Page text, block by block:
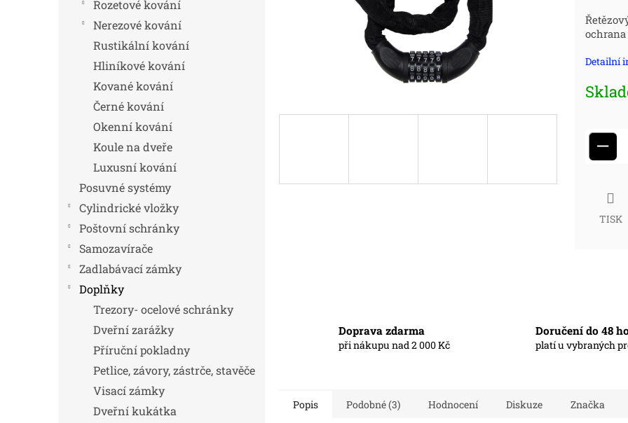
Rozetové kování
Nerezové kování
Rustikální kování
Hliníkové kování
Kované kování
Černé kování
Okenní kování
Koule na dveře
Luxusní kování
Posuvné systémy
Cylindrické vložky
Poštovní schránky
Samozavírače
Zadlabávací zámky
Doplňky
Trezory- ocelové schránky
Dveřní zarážky
Příruční pokladny
Petlice, závory, zástrče, stavěče
Visací zámky
Dveřní kukátka
Detailní
−
TISK
Doprava zdarma
při nákupu nad 2 000 Kč
Doručení do 48
platí u vybraných
Popis Podobné (3) Hodnocení Diskuze Značka